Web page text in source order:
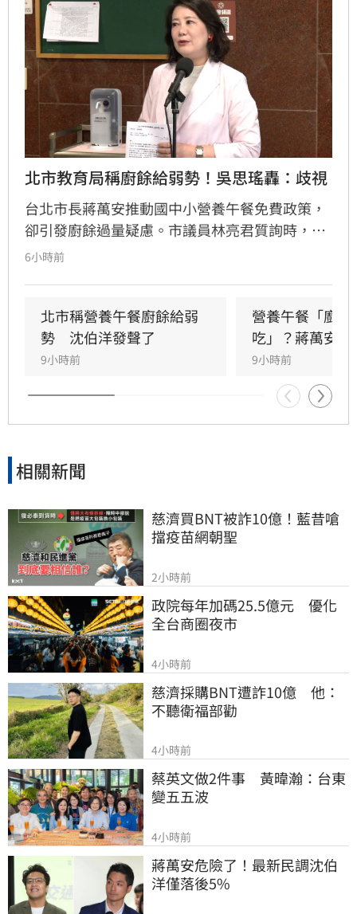
北市教育局稱廚餘給弱勢！吳思瑤轟：歧視
台北市長蔣萬安推動國中小營養午餐免費政策，
卻引發廚餘過量疑慮。市議員林亮君質詢時，教
育局長湯志民拋出將剩餘廚餘與剩食送交「食物
蔣市府就是欺凌弱勢的政府，「蔣萬安還有臉講
食安？」
6小時前
北市稱營養午餐廚餘給弱
勢　沈伯洋發聲了
9小時前
營養午餐「廚
吃」？蔣萬安回
9小時前
相關新聞
慈濟買BNT被詐10億！藍昔嗆
擋疫苗網朝聖
2小時前
政院每年加碼25.5億元　優化
全台商圈夜市
4小時前
慈濟採購BNT遭詐10億　他：
不聽衛福部勸
4小時前
蔡英文做2件事　黃暐瀚：台東
變五五波
4小時前
蔣萬安危險了！最新民調沈伯
洋僅落後5%